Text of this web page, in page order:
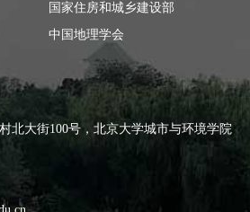
国家住房和城乡建设部
中国地理学会
北大街100号，北京大学城市与环境学院